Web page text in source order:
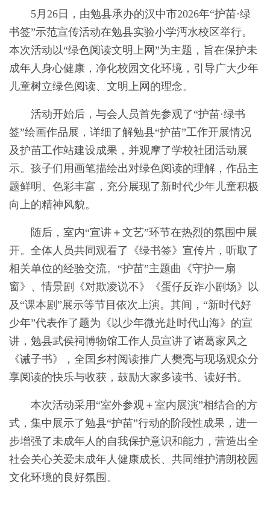
5月26日，由勉县承办的汉中市2026年“护苗·绿
书签”示范宣传活动在勉县实验小学沔水校区举行。
本次活动以“绿色阅读文明上网”为主题，旨在保护未
成年人身心健康，净化校园文化环境，引导广大少年
儿童树立绿色阅读、文明上网的理念。
活动开始后，与会人员首先参观了“护苗·绿书
签”绘画作品展，详细了解勉县“护苗”工作开展情况
及护苗工作站建设成果，并观摩了学校社团活动展
示。孩子们用画笔描绘出对绿色阅读的理解，作品主
题鲜明、色彩丰富，充分展现了新时代少年儿童积极
向上的精神风貌。
随后，室内“宣讲＋文艺”环节在热烈的氛围中展
开。全体人员共同观看了《绿书签》宣传片，听取了
相关单位的经验交流。“护苗”主题曲《守护一扇
窗》、情景剧《对欺凌说不》《蛋仔反诈小剧场》以
及“课本剧”展示等节目依次上演。其间，“新时代好
少年”代表作了题为《以少年微光赴时代山海》的宣
讲，勉县武侯祠博物馆工作人员宣讲了诸葛家风之
《诫子书》，全国乡村阅读推广人樊亮与现场观众分
享阅读的快乐与收获，鼓励大家多读书、读好书。
本次活动采用“室外参观＋室内展演”相结合的方
式，集中展示了勉县“护苗”行动的阶段性成果，进一
步增强了未成年人的自我保护意识和能力，营造出全
社会关心关爱未成年人健康成长、共同维护清朗校园
文化环境的良好氛围。